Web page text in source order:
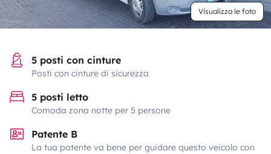
Visualizza le foto
5 posti con cinture
Posti con cinture di sicurezza
5 posti letto
Comoda zona notte per 5 persone
Patente B
La tua patente va bene per guidare questo veicolo con